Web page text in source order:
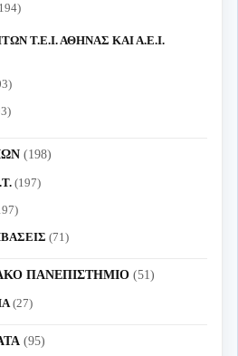
Τ.Ε.Ι. ΑΘΗΝΑΣ ΚΑΙ Α.Ε.Ι.
(198)
(197)
(71)
ΠΑΝΕΠΙΣΤΗΜΙΟ (51)
(27)
(95)